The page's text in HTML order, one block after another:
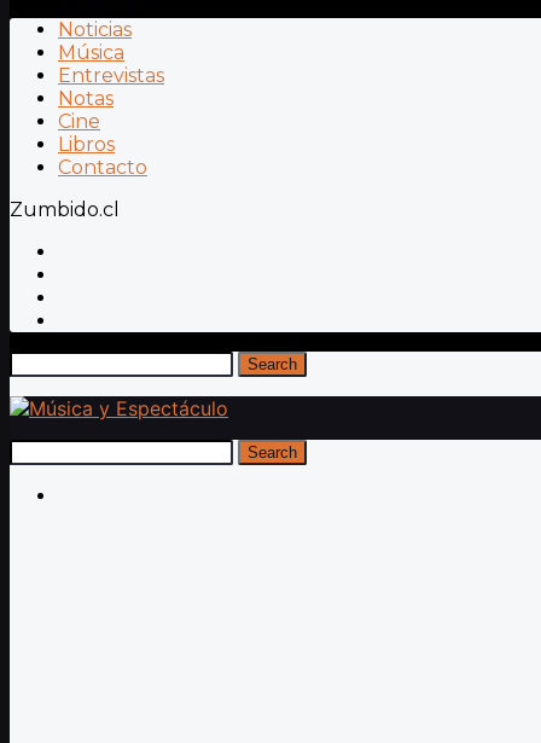
Noticias
Música
Entrevistas
Notas
Cine
Libros
Contacto
Zumbido.cl
Search
Search